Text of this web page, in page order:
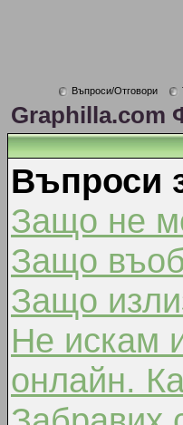
Въпроси/Отговори
Graphilla.com
Въпроси
Защо не
Защо
Защо
Не искам
онлайн.